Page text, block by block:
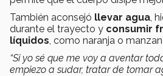
También aconsejó llevar agua,
durante el trayecto y consumir
líquidos, como naranja o
“Si yo sé que me voy a aventar
empiezo a sudar, tratar de tomar